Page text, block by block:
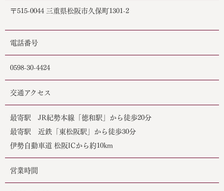
〒515-0044 三重県松阪市久保町1301-2
電話番号
0598-30-4424
交通アクセス
最寄駅 JR紀勢本線「徳和駅」から徒歩20分
最寄駅 近鉄「東松阪駅」から徒歩30分
伊勢自動車道 松阪ICから約10km
営業時間